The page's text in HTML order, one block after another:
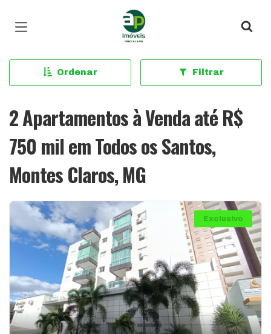
Página inicial
Ordenar Filtrar
2 Apartamentos à Venda até R$
750 mil em Todos os Santos,
Montes Claros, MG
Exclusivo